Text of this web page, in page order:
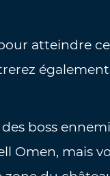
atteindre
boss
Omen, mais